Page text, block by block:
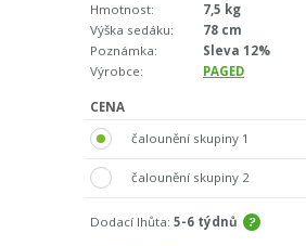
Hmotnost:
7,5 kg
Výška sedáku:
78 cm
Poznámka:
Sleva 12%
Výrobce:
PAGED
CENA
čalounění skupiny 1
čalounění skupiny 2
Dodací lhůta: 5-6 týdnů